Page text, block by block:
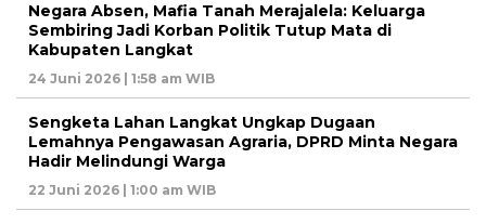
Negara Absen, Mafia Tanah Merajalela: Keluarga
Sembiring Jadi Korban Politik Tutup Mata di
Kabupaten Langkat
24 Juni 2026 | 1:58 am WIB
Sengketa Lahan Langkat Ungkap Dugaan
Lemahnya Pengawasan Agraria, DPRD Minta Negara
Hadir Melindungi Warga
22 Juni 2026 | 1:00 am WIB